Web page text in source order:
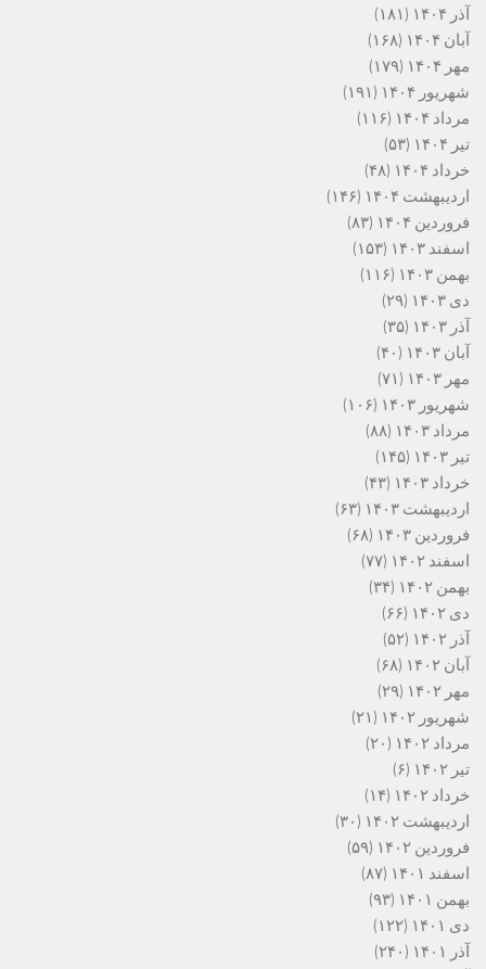
آذر ۱۴۰۴
(۱۸۱)
آبان ۱۴۰۴
(۱۶۸)
مهر ۱۴۰۴
(۱۷۹)
شهریور ۱۴۰۴
(۱۹۱)
مرداد ۱۴۰۴
(۱۱۶)
تیر ۱۴۰۴
(۵۳)
خرداد ۱۴۰۴
(۴۸)
اردیبهشت ۱۴۰۴
(۱۴۶)
فروردین ۱۴۰۴
(۸۳)
اسفند ۱۴۰۳
(۱۵۳)
بهمن ۱۴۰۳
(۱۱۶)
دی ۱۴۰۳
(۲۹)
آذر ۱۴۰۳
(۳۵)
آبان ۱۴۰۳
(۴۰)
مهر ۱۴۰۳
(۷۱)
شهریور ۱۴۰۳
(۱۰۶)
مرداد ۱۴۰۳
(۸۸)
تیر ۱۴۰۳
(۱۴۵)
خرداد ۱۴۰۳
(۴۳)
اردیبهشت ۱۴۰۳
(۶۳)
فروردین ۱۴۰۳
(۶۸)
اسفند ۱۴۰۲
(۷۷)
بهمن ۱۴۰۲
(۳۴)
دی ۱۴۰۲
(۶۶)
آذر ۱۴۰۲
(۵۲)
آبان ۱۴۰۲
(۶۸)
مهر ۱۴۰۲
(۲۹)
شهریور ۱۴۰۲
(۲۱)
مرداد ۱۴۰۲
(۲۰)
تیر ۱۴۰۲
(۶)
خرداد ۱۴۰۲
(۱۴)
اردیبهشت ۱۴۰۲
(۳۰)
فروردین ۱۴۰۲
(۵۹)
اسفند ۱۴۰۱
(۸۷)
بهمن ۱۴۰۱
(۹۳)
دی ۱۴۰۱
(۱۲۲)
آذر ۱۴۰۱
(۲۴۰)